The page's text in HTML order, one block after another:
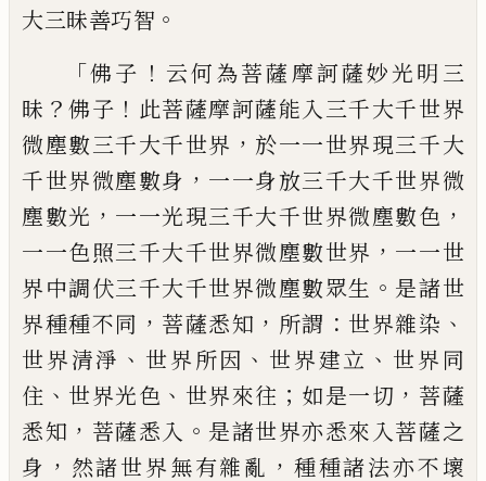
大三昧善巧智 。
「佛子 ！ 云何為菩薩摩訶薩妙光明三
昧 ？佛子 ！ 此菩薩摩訶薩能入三千大千世界
微塵數三千大千世界 ， 於一一世界現三千大
千世界微塵數身 ， 一一身放三千大千世界微
塵數光 ， 一一光現三千大千世界微塵數色 ，
一一色照三千大千世界微塵數世界 ， 一一世
界中調伏三千大千世界微塵數眾生 。 是諸世
界種種不同 ， 菩薩悉知 ， 所謂 ： 世界雜染 、
世界清淨 、 世界所因 、 世界建立 、 世界同
住 、 世界光色 、 世界來往 ； 如是一切 ， 菩薩
悉知 ， 菩薩悉入 。 是諸世界亦悉來入菩薩之
身 ， 然諸世界無有雜亂 ， 種種諸法亦不壞